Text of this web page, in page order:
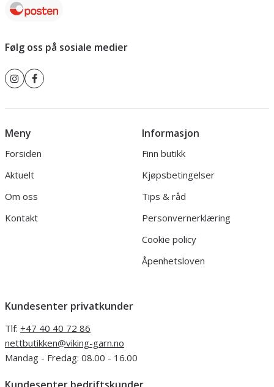
Følg oss på sosiale medier
Meny
Forsiden
Aktuelt
Om oss
Kontakt
Informasjon
Finn butikk
Kjøpsbetingelser
Tips & råd
Personvernerklæring
Cookie policy
Åpenhetsloven
Kundesenter privatkunder
Tlf: +47 40 40 72 86
nettbutikken@viking-garn.no
Mandag - Fredag: 08.00 - 16.00